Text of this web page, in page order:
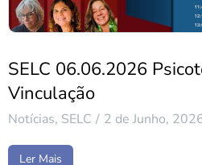
SELC 06.06.2026
Vinculação
Notícias, SELC 2 de Junho,
Ler Mais